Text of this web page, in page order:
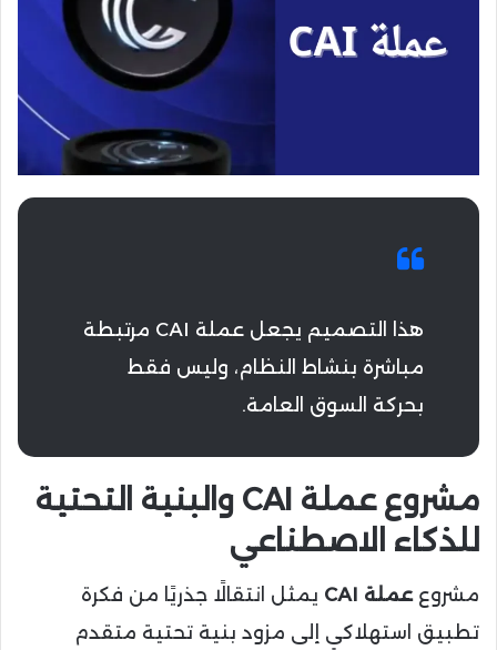
هذا التصميم يجعل عملة CAI مرتبطة
مباشرة بنشاط النظام، وليس فقط
بحركة السوق العامة.
مشروع عملة CAI والبنية التحتية
للذكاء الاصطناعي
مشروععملة CAI
يمثل انتقالًا جذريًا من فكرة
تطبيق استهلاكي إلى مزود بنية تحتية متقدم